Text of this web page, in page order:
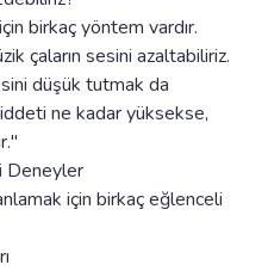
birkaç yöntem vardır.
çaların sesini azaltabiliriz.
düşük tutmak da
ne kadar yüksekse,
Deneyler
için birkaç eğlenceli